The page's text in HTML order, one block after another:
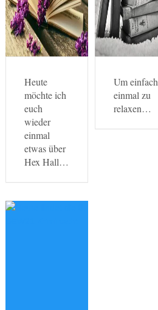
Heute
möchte ich
euch
wieder
einmal
etwas über
Hex Hall…
Um einfach
einmal zu
relaxen…